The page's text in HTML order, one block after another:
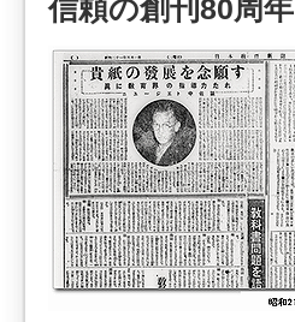
信頼の創刊80周年